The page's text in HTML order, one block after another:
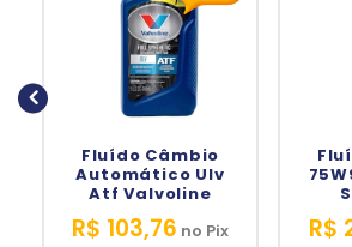
Fluído Câmbio
Automático Ulv
Atf Valvoline
R$ 103,76 no Pix R$